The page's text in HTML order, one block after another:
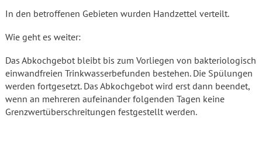
In den betroffenen Gebieten wurden Handzettel verteilt.
Wie geht es weiter:
Das Abkochgebot bleibt bis zum Vorliegen von bakteriologisch
einwandfreien Trinkwasserbefunden bestehen. Die Spülungen
werden fortgesetzt. Das Abkochgebot wird erst dann beendet,
wenn an mehreren aufeinander folgenden Tagen keine
Grenzwertüberschreitungen festgestellt werden.